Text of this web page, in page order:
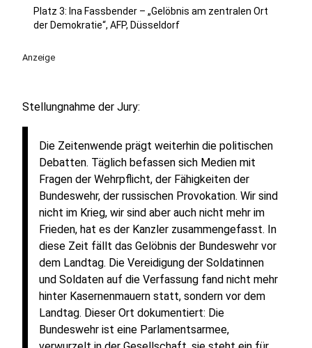
Platz 3: Ina Fassbender – „Gelöbnis am zentralen Ort
der Demokratie“, AFP, Düsseldorf
Anzeige
Stellungnahme der Jury:
Die Zeitenwende prägt weiterhin die politischen
Debatten. Täglich befassen sich Medien mit
Fragen der Wehrpflicht, der Fähigkeiten der
Bundeswehr, der russischen Provokation. Wir sind
nicht im Krieg, wir sind aber auch nicht mehr im
Frieden, hat es der Kanzler zusammengefasst. In
diese Zeit fällt das Gelöbnis der Bundeswehr vor
dem Landtag. Die Vereidigung der Soldatinnen
und Soldaten auf die Verfassung fand nicht mehr
hinter Kasernenmauern statt, sondern vor dem
Landtag. Dieser Ort dokumentiert: Die
Bundeswehr ist eine Parlamentsarmee,